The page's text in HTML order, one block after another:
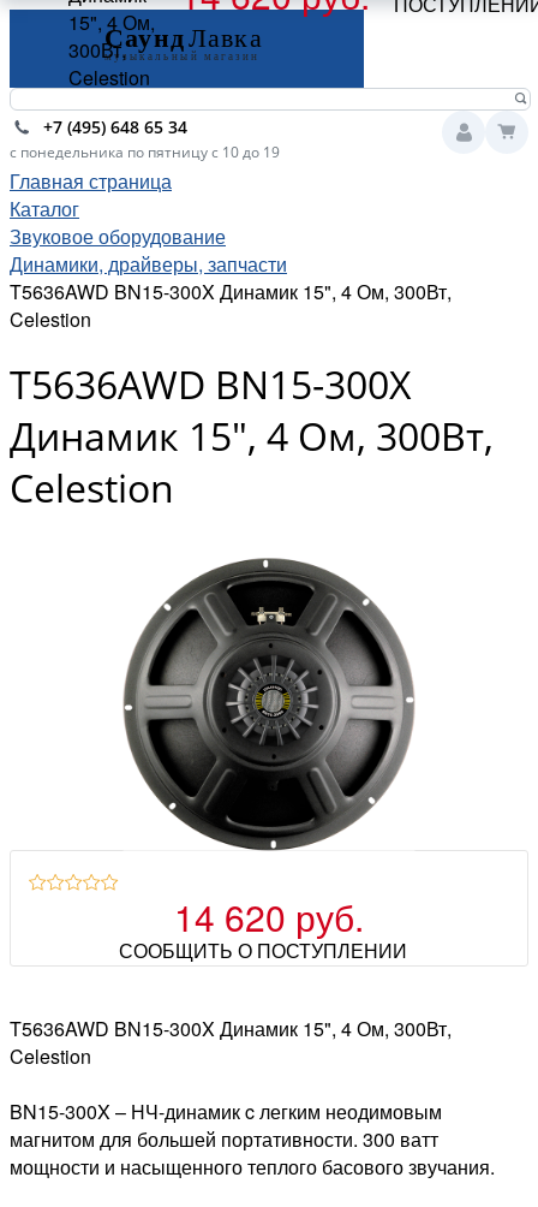
+7 (495) 648 65 34
с понедельника по пятницу с 10 до 19
Главная страница
Каталог
Звуковое оборудование
Динамики, драйверы, запчасти
T5636AWD BN15-300X Динамик 15", 4 Ом, 300Вт,
Celestion
T5636AWD BN15-300X
Динамик 15", 4 Ом, 300Вт,
Celestion
14 620 руб.
СООБЩИТЬ О ПОСТУПЛЕНИИ
T5636AWD BN15-300X Динамик 15", 4 Ом, 300Вт,
Celestion
BN15-300X – НЧ-динамик c легким неодимовым
магнитом для большей портативности. 300 ватт
мощности и насыщенного теплого басового звучания.
15", 4 Ом,
300Вт,
Celestion